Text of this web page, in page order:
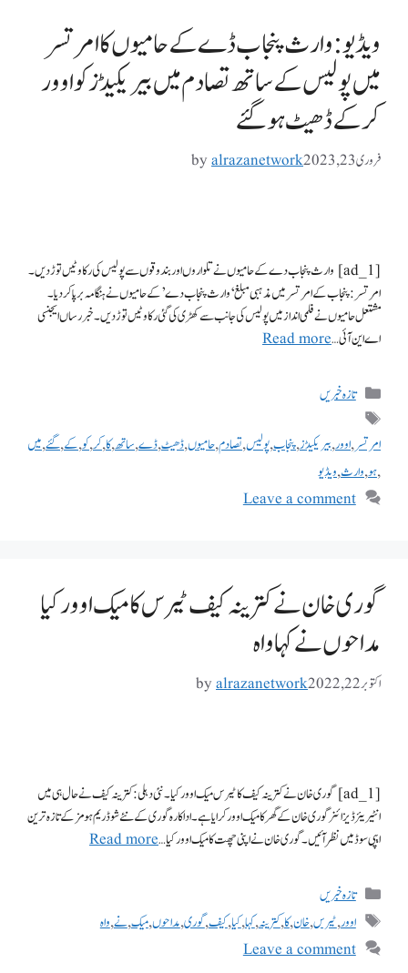
ویڈیو: وارث پنجاب ڈے کے حامیوں کا امرتسر
میں پولیس کے ساتھ تصادم میں بیریکیڈز کو اوور
کر کے ڈھیٹ ہو گئے
فروری 23, 2023 byalrazanetwork
[ad_1] وارث پنجاب دے کے حامیوں نے تلواروں اور بندوقوں سے پولیس کی رکاوٹیں توڑ دیں۔
امرتسر: پنجاب کے امرتسر میں مذہبی مبلغ ‘وارث پنجاب دے’ کے حامیوں نے ہنگامہ برپا کر دیا۔
مشتعل حامیوں نے فلمی انداز میں پولیس کی جانب سے کھڑی کی گئی رکاوٹیں توڑ دیں۔ خبر رساں ایجنسی
اے این آئی …Read more
تازہ خبریں
امرتسر,اوور,بیریکیڈز,پنجاب,پولیس,تصادم,حامیوں,ڈھیٹ,ڈے,ساتھ,کا,کر,کو,کے,گئے,میں
,ہو,وارث,ویڈیو
Leave a comment
گوری خان نے کترینہ کیف ٹیرس کا میک اوور کیا
مداحوں نے کہا واہ
اکتوبر 22, 2022 byalrazanetwork
[ad_1] گوری خان نے کترینہ کیف کا ٹیرس میک اوور کیا۔ نئی دہلی : کترینہ کیف نے حال ہی میں
انٹیریئر ڈیزائنر گوری خان کے گھر کا میک اوور کرایا ہے۔ اداکارہ گوری کے نئے شو ڈریم ہومز کے تازہ ترین
ایپی سوڈ میں نظر آئیں۔ گوری خان نے اپنی چھت کا میک اوور کیا …Read more
تازہ خبریں
اوور,ٹیرس,خان,کا,کترینہ,کہا,کیا,کیف,گوری,مداحوں,میک,نے,واہ
Leave a comment